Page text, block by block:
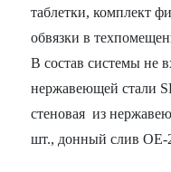
таблетки, комплект
обвязки в
В состав системы не
нержавеющей стали
стеновая из
шт., донный слив